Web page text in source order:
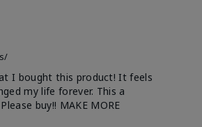
I bought this product! It feels
my life forever. This a
buy!! MAKE MORE